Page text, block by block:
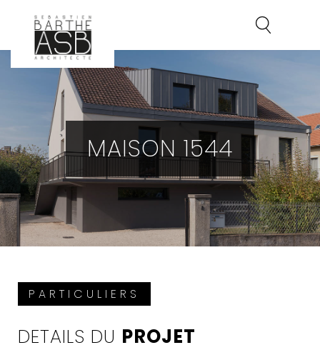
MAISON 1544
PARTICULIERS
DETAILS DU PROJET